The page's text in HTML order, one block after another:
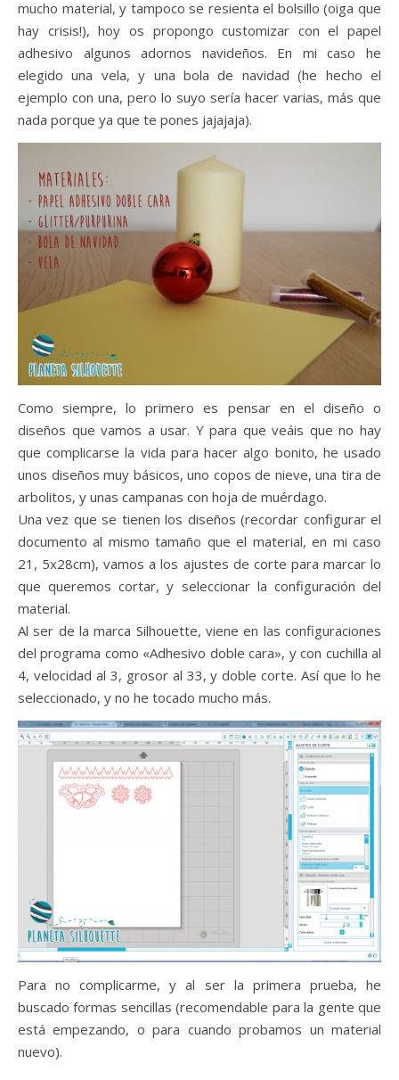
mucho material, y tampoco se resienta el bolsillo (oiga que
hay crisis!), hoy os propongo customizar con el papel
adhesivo algunos adornos navideños. En mi caso he
elegido una vela, y una bola de navidad (he hecho el
ejemplo con una, pero lo suyo sería hacer varias, más que
nada porque ya que te pones jajajaja).
Como siempre, lo primero es pensar en el diseño o
diseños que vamos a usar. Y para que veáis que no hay
que complicarse la vida para hacer algo bonito, he usado
unos diseños muy básicos, uno copos de nieve, una tira de
arbolitos, y unas campanas con hoja de muérdago.
Una vez que se tienen los diseños (recordar configurar el
documento al mismo tamaño que el material, en mi caso
21, 5x28cm), vamos a los ajustes de corte para marcar lo
que queremos cortar, y seleccionar la configuración del
material.
Al ser de la marca Silhouette, viene en las configuraciones
del programa como «Adhesivo doble cara», y con cuchilla al
4, velocidad al 3, grosor al 33, y doble corte. Así que lo he
seleccionado, y no he tocado mucho más.
Para no complicarme, y al ser la primera prueba, he
buscado formas sencillas (recomendable para la gente que
está empezando, o para cuando probamos un material
nuevo).